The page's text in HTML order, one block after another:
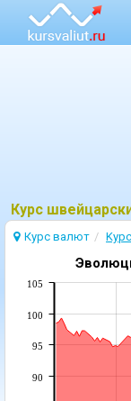
Курс
Курс валют
90
95
100
105